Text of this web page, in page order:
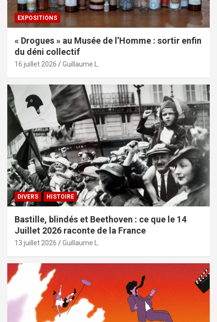
EXPOSITIONS
« Drogues » au Musée de l’Homme : sortir enfin
du déni collectif
16 juillet 2026 Guillaume L.
DIVERS HISTOIRE
Bastille, blindés et Beethoven : ce que le 14
Juillet 2026 raconte de la France
13 juillet 2026 Guillaume L.